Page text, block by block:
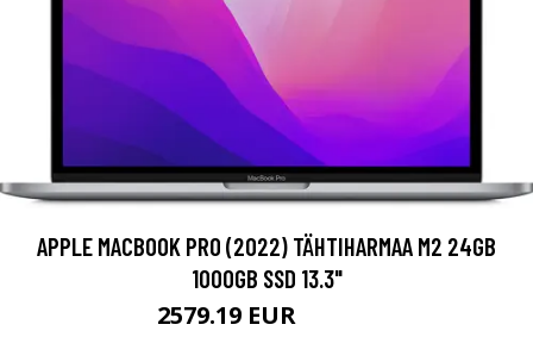
APPLE MACBOOK PRO (2022) TÄHTIHARMAA M2 24GB
1000GB SSD 13.3"
2579.19 EUR